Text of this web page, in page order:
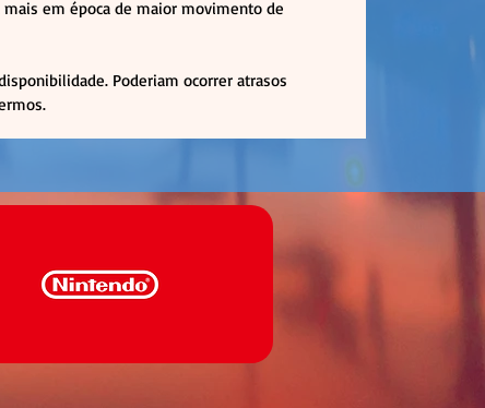
em época de maior movimento de
Poderiam ocorrer atrasos